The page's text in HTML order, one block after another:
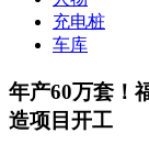
充电桩
车库
年产60万套！
造项目开工